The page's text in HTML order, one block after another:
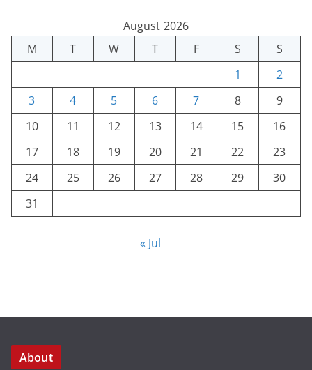
August 2026
M
T W T F S
S
1
2
3
4 5 6 7 8
9
10
11 12 13 14 15
16
17
18 19 20 21 22
23
24
25 26 27 28 29
30
31
« Jul
About